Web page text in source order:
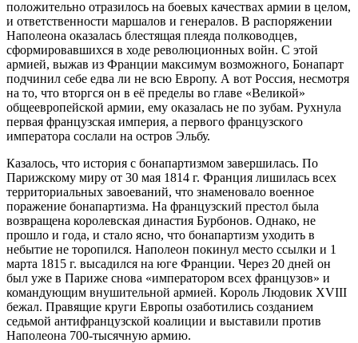
положительно отразилось на боевых качествах армии в целом,
и ответственности маршалов и генералов. В распоряжении
Наполеона оказалась блестящая плеяда полководцев,
сформировавшихся в ходе революционных войн. С этой
армией, выжав из Франции максимум возможного, Бонапарт
подчинил себе едва ли не всю Европу. А вот Россия, несмотря
на то, что вторгся он в её пределы во главе «Великой»
общеевропейской армии, ему оказалась не по зубам. Рухнула
первая французская империя, а первого французского
императора сослали на остров Эльбу.
Казалось, что история с бонапартизмом завершилась. По
Парижскому миру от 30 мая 1814 г. Франция лишилась всех
территориальных завоеваний, что знаменовало военное
поражение бонапартизма. На французский престол была
возвращена королевская династия Бурбонов. Однако, не
прошло и года, и стало ясно, что бонапартизм уходить в
небытие не торопился. Наполеон покинул место ссылки и 1
марта 1815 г. высадился на юге Франции. Через 20 дней он
был уже в Париже снова «императором всех французов» и
командующим внушительной армией. Король Людовик XVIII
бежал. Правящие круги Европы озаботились созданием
седьмой антифранцузской коалиции и выставили против
Наполеона 700-тысячную армию.